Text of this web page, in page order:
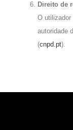
Direito de
O utilizador
autoridade
(cnpd.pt).